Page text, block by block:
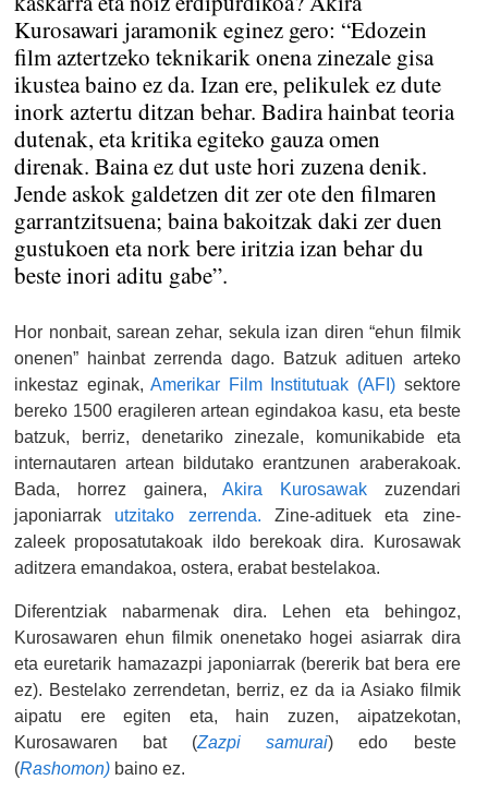
Kurosawari jaramonik eginez gero: “Edozein
film aztertzeko teknikarik onena zinezale gisa
ikustea baino ez da. Izan ere, pelikulek ez dute
inork aztertu ditzan behar. Badira hainbat teoria
dutenak, eta kritika egiteko gauza omen
direnak. Baina ez dut uste hori zuzena denik.
Jende askok galdetzen dit zer ote den filmaren
garrantzitsuena; baina bakoitzak daki zer duen
gustukoen eta nork bere iritzia izan behar du
beste inori aditu gabe”.
Hor nonbait, sarean zehar, sekula izan diren “ehun filmik
onenen” hainbat zerrenda dago. Batzuk adituen arteko
inkestaz eginak,Amerikar Film Institutuak (AFI)sektore
bereko 1500 eragileren artean egindakoa kasu, eta beste
batzuk, berriz, denetariko zinezale, komunikabide eta
internautaren artean bildutako erantzunen araberakoak.
Bada, horrez gainera,Akira Kurosawakzuzendari
japoniarrak utzitako zerrenda. Zine-adituek eta zine-
zaleek proposatutakoak ildo berekoak dira. Kurosawak
aditzera emandakoa, ostera, erabat bestelakoa.
Diferentziak nabarmenak dira. Lehen eta behingoz,
Kurosawaren ehun filmik onenetako hogei asiarrak dira
eta euretarik hamazazpi japoniarrak (bererik bat bera ere
ez). Bestelako zerrendetan, berriz, ez da ia Asiako filmik
aipatu ere egiten eta, hain zuzen, aipatzekotan,
Kurosawaren bat (Zazpi samurai) edo beste
(Rashomon) baino ez.